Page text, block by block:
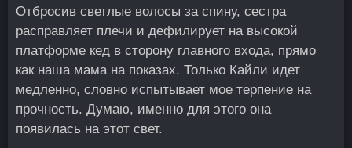
Отбросив светлые волосы за спину, сестра
расправляет плечи и дефилирует на высокой
платформе кед в сторону главного входа, прямо
как наша мама на показах. Только Кайли идет
медленно, словно испытывает мое терпение на
прочность. Думаю, именно для этого она
появилась на этот свет.